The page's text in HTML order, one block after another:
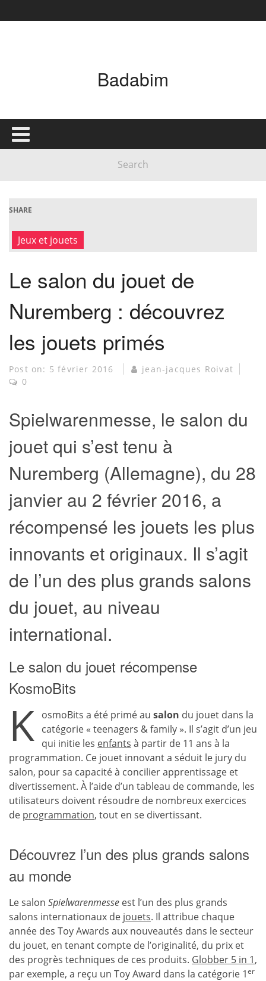
Badabim
SHARE
Jeux et jouets
Le salon du jouet de
Nuremberg : découvrez
les jouets primés
Post on: 5 février 2016
jean-jacques Roivat
0
Spielwarenmesse, le salon du
jouet qui s’est tenu à
Nuremberg (Allemagne), du 28
janvier au 2 février 2016, a
récompensé les jouets les plus
innovants et originaux. Il s’agit
de l’un des plus grands salons
du jouet, au niveau
international.
Le salon du jouet récompense
KosmoBits
K osmoBits a été primé au salon du jouet dans la
catégorie « teenagers & family ». Il s’agit d’un jeu
qui initie les enfants à partir de 11 ans à la
programmation. Ce jouet innovant a séduit le jury du
salon, pour sa capacité à concilier apprentissage et
divertissement. À l’aide d’un tableau de commande, les
utilisateurs doivent résoudre de nombreux exercices
de programmation, tout en se divertissant.
Découvrez l’un des plus grands salons
au monde
Le salon Spielwarenmesse est l’un des plus grands
salons internationaux de jouets. Il attribue chaque
année des Toy Awards aux nouveautés dans le secteur
du jouet, en tenant compte de l’originalité, du prix et
des progrès techniques de ces produits. Globber 5 in 1,
par exemple, a reçu un Toy Award dans la catégorie 1er